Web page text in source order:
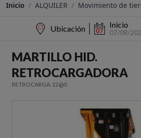
Inicio / ALQUILER / Movimiento de
Ubicación Inicio
07/08/
MARTILLO HID.
RETROCARGADORA
RETROCARGA.12@0